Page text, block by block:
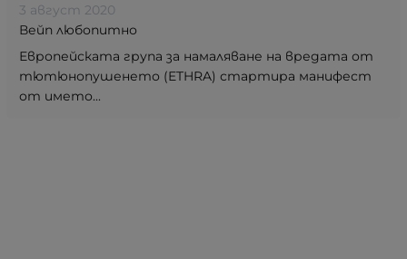
3 август 2020
Вейп любопитно
Европейската група за намаляване на вредата от
тютюнопушенето (ETHRA) стартира манифест
от името...